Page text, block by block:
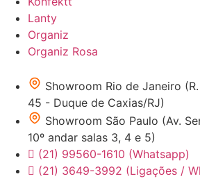
Lanty
Organiz
Organiz Rosa
Showroom Rio de Janeiro
45 - Duque de Caxias/RJ)
Showroom São Paulo (Av.
10º andar salas 3, 4 e 5)
(21) 99560-1610 (Whatsapp)
(21) 3649-3992 (Ligações /